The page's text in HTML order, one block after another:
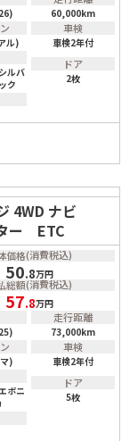
60,000km
ル)
車検
車検2年付
ルバ
ク
ドア
2枚
4WD ナビ
ー ETC
価格(消費税込)
50.8万円
総額(消費税込)
57.8万円
走行距離
73,000km
)
車検
車検2年付
ボニ
ドア
5枚